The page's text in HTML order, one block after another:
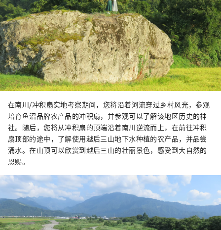
在南川/冲积扇实地考察期间，您将沿着河流穿过乡村风光，参观
培育鱼沼品牌农产品的冲积扇，并参观可以了解该地区历史的神
社。随后，您将从冲积扇的顶端沿着南川逆流而上，在前往冲积
扇顶部的途中，了解使用越后三山地下水种植的农产品，并品尝
涌水。在山顶可以欣赏到越后三山的壮丽景色，感受到大自然的
恩赐。